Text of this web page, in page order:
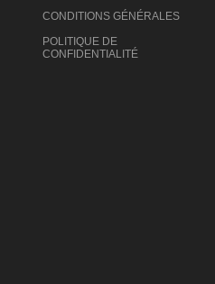
CONDITIONS GÉNÉRALES
POLITIQUE DE
CONFIDENTIALITÉ